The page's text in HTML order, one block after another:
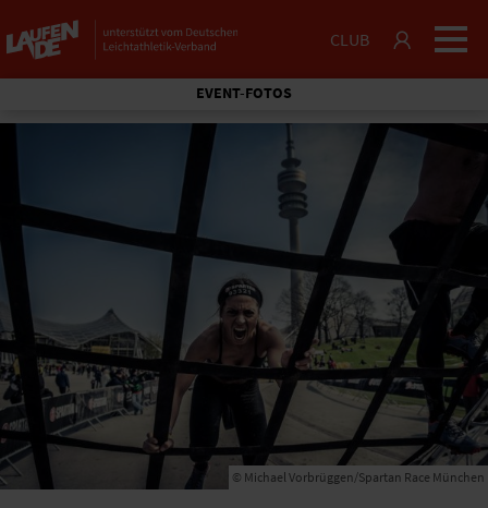
CLUB
EVENT-FOTOS
© Michael Vorbrüggen/Spartan Race München